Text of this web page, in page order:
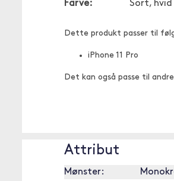
Farve:
Sort, hvid
Dette produkt passer til
iPhone 11 Pro
Det kan også passe til
Attribut
Mønster: